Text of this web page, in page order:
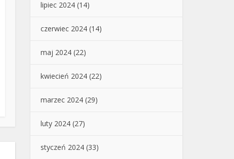
lipiec 2024 (14)
czerwiec 2024 (14)
maj 2024 (22)
kwiecień 2024 (22)
marzec 2024 (29)
luty 2024 (27)
styczeń 2024 (33)